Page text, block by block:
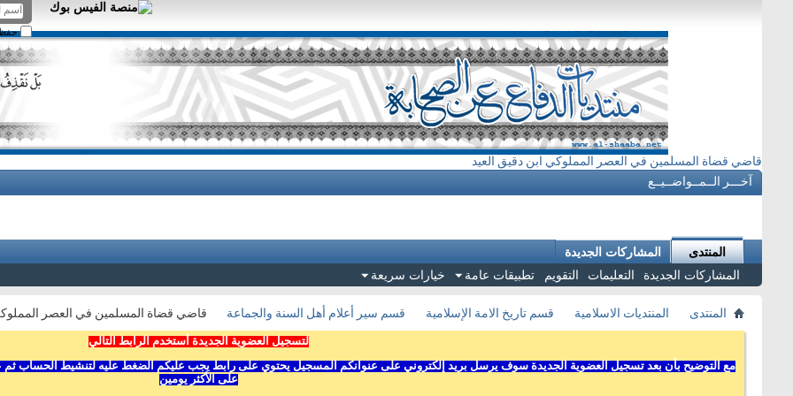
حفظ
قاضي قضاة المسلمين في العصر المملوكي ابن دقيق العيد
آخـــر الــمــواضــيــع
المنتدى
المشاركات الجديدة
التعليمات التقويم تطبيقات عامة خيارات سريعة
المشاركات الجديدة
المنتدى المنتديات الاسلامية قسم تاريخ الامة الإسلامية قسم سير أعلام أهل السنة والجماعة قاضي قضاة المسلمين في العصر
لتسجيل العضوية الجديدة أستخدم الرابط التالي
مع التوضيح بأن بعد تسجيل العضوية الجديدة سوف يرسل بريد إلكتروني على عنوانكم المسجيل يحتوي على رابط يجب عليكم الضغط عليه لتنشيط الحساب ثم
على الأكثر يومين